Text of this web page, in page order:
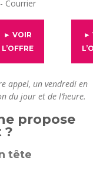
- Courrier
► VOIR
L’OFFRE
►
appel, un vendredi en
du jour et de l’heure.
propose
?
tête